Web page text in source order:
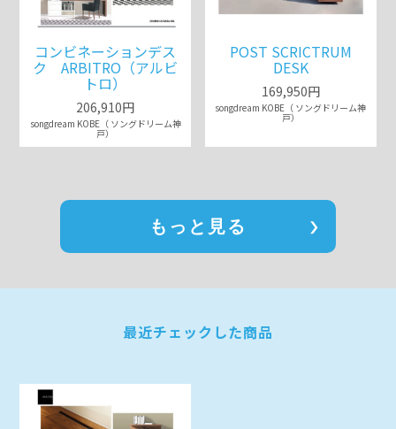
コンビネーションデス
ク ARBITRO（アルビ
トロ）
206,910円
songdream KOBE（ ソングドリーム神
戸）
POST SCRICTRUM
DESK
169,950円
songdream KOBE（ ソングドリーム神
戸）
もっと見る
最近チェックした商品